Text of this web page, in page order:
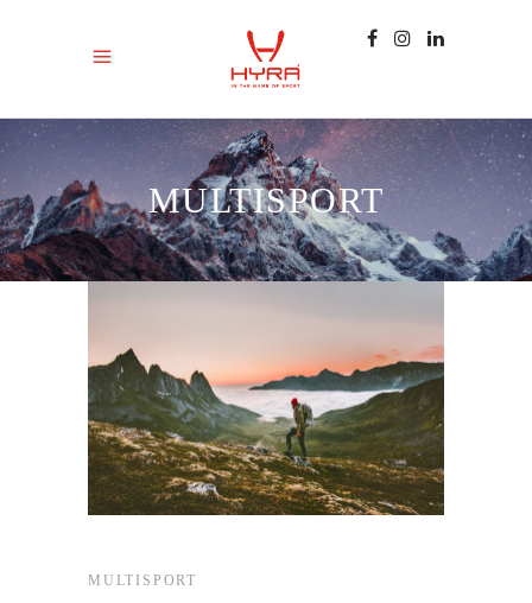
MULTISPORT
MULTISPORT